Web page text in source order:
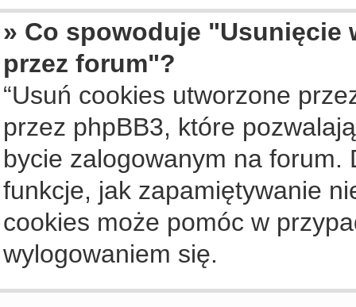
» Co spowoduje
przez forum"?
“Usuń cookies utworzone
przez phpBB3, które
bycie zalogowanym na forum.
funkcje, jak zapamiętywanie
cookies może pomóc w
wylogowaniem się.